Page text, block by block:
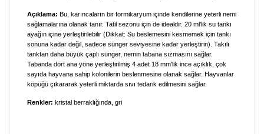
Açıklama: Bu, karıncaların bir formikaryum içinde kendilerine yeterli nemi
sağlamalarına olanak tanır. Tatil sezonu için de idealdir. 20 ml'lik su tankı
ayağın içine yerleştirilebilir (Dikkat: Su beslemesini kesmemek için tankı
sonuna kadar değil, sadece sünger seviyesine kadar yerleştirin). Takılı
tanktan daha büyük çaplı sünger, nemin tabana sızmasını sağlar.
Tabanda dört ana yöne yerleştirilmiş 4 adet 18 mm'lik ince açıklık, çok
sayıda hayvana sahip kolonilerin beslenmesine olanak sağlar. Hayvanlar
köpüğü çıkararak yeterli miktarda sıvı tedarik edilmesini sağlar.
Renkler: kristal berraklığında, gri